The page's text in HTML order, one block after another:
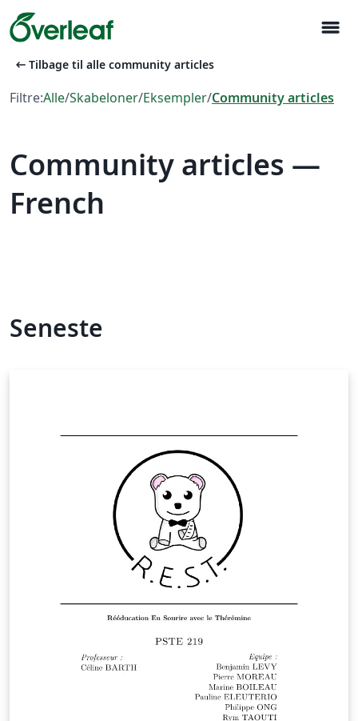
menu
arrow_left_alt Tilbage til alle community articles
Filtre:Alle/Skabeloner/Eksempler/Community articles
Community articles —
French
Seneste